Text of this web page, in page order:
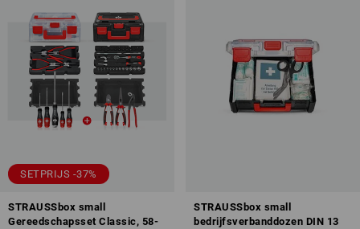
SETPRIJS -37%
STRAUSSbox small
Gereedschapsset Classic, 58-
STRAUSSbox small
bedrijfsverbanddozen DIN 13